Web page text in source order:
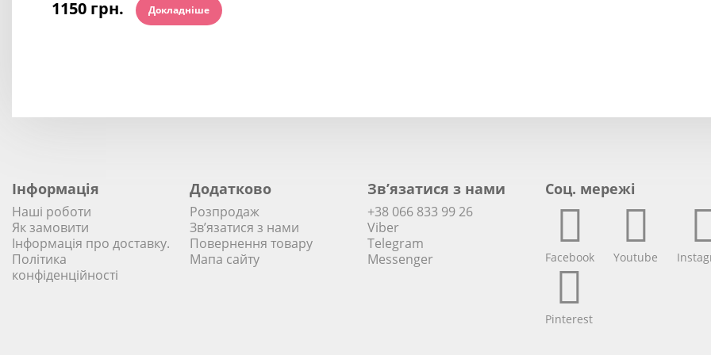
1150 грн. Докладніше
Інформація
Наші роботи
Як замовити
Інформація про доставку.
Політика
конфіденційності
Додатково
Розпродаж
Зв’язатися з нами
Повернення товару
Мапа сайту
Зв’язатися з нами
+38 066 833 99 26
Viber
Telegram
Messenger
Соц. мережi
Facebook Youtube
Pinterest